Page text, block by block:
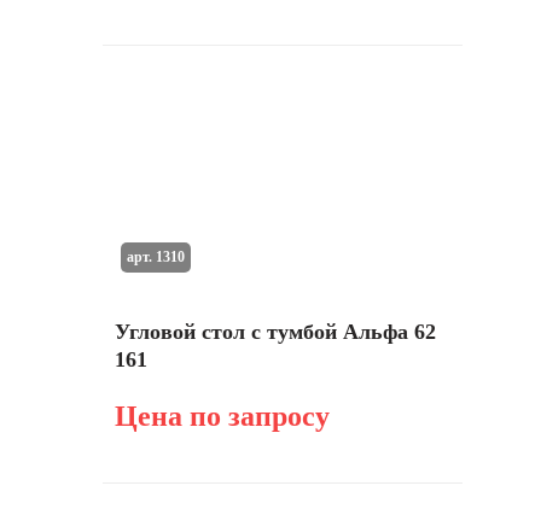
Угловой стол с тумбой Альфа 62
161
Цена по запросу
арт. 1310